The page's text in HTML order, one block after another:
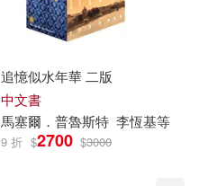
追憶似水年華 二版
中文書
馬塞爾 ． 普魯斯特 李恆基等
9 折 $2700 $3000